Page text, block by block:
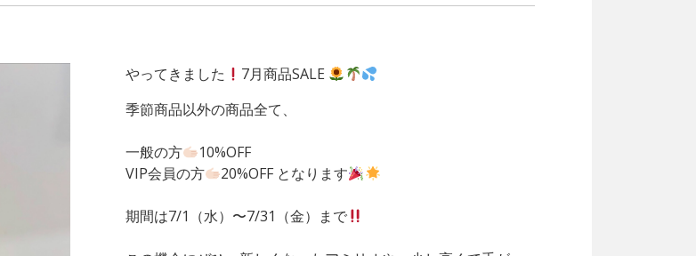
やってきました
7月商品SALE
季節商品以外の商品全て、
一般の方
10%OFF
VIP会員の方
20%OFF となります
期間は7/1（水）〜7/31（金）まで